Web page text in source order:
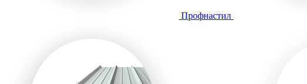
Профнастил